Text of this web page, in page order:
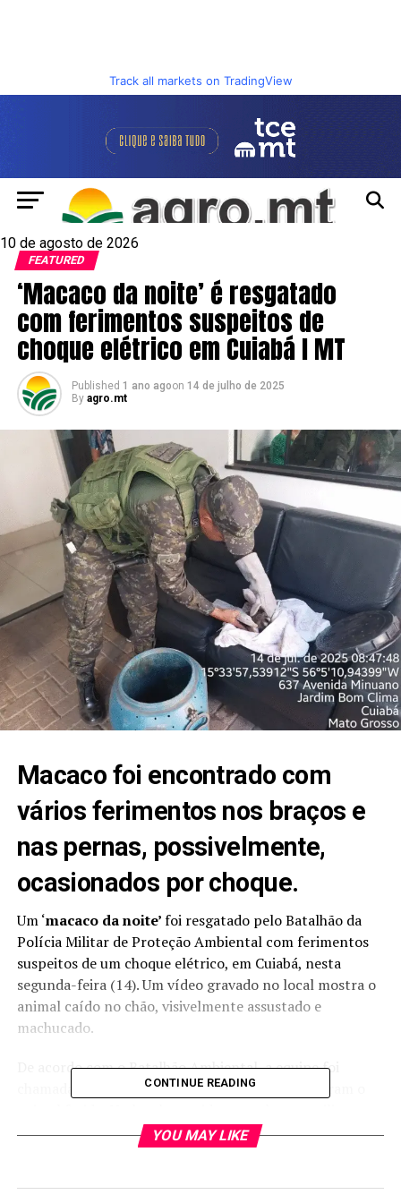
Track all markets on TradingView
10 de agosto de 2026
FEATURED
‘Macaco da noite’ é resgatado
com ferimentos suspeitos de
choque elétrico em Cuiabá I MT
Published 1 ano agoon 14 de julho de 2025
By agro.mt
Macaco foi encontrado com
vários ferimentos nos braços e
nas pernas, possivelmente,
ocasionados por choque.
Um ‘macaco da noite’foi resgatado pelo Batalhão da
Polícia Militar de Proteção Ambiental com ferimentos
suspeitos de um choque elétrico, em Cuiabá, nesta
segunda-feira (14). Um vídeo gravado no local mostra o
animal caído no chão, visivelmente assustado e
machucado.
De acordo com o Batalhão Ambiental, a equipe foi
chamada por moradores do bairro que encontraram o
Segundo os policiais, o macaco foi encontrado com
possivelmente, ocasionados por choque.
CONTINUE READING
YOU MAY LIKE